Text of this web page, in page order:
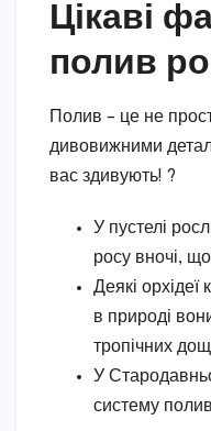
Цікаві
полив
Полив – це не
дивовижними
вас здивують! ?
У пустелі
росу вночі,
Деякі
в природі
тропічних
У
систему